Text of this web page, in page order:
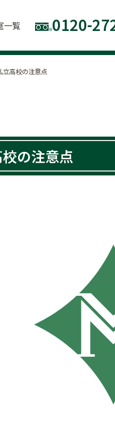
一覧 0120-
立高校の注意点
の注意点